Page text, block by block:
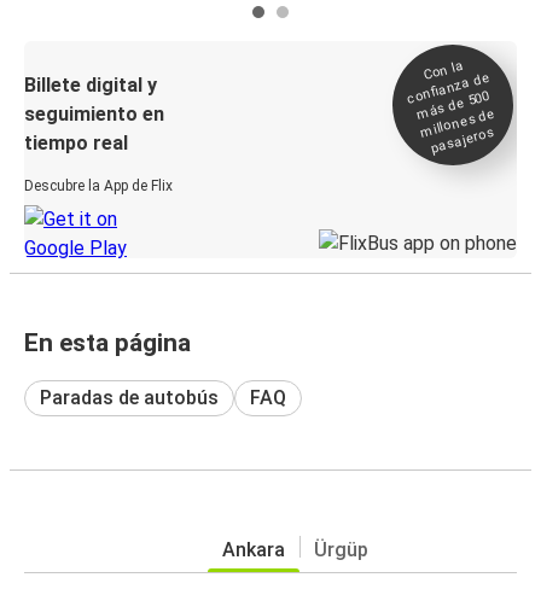
Billete digital y
seguimiento en
tiempo real
Descubre la App de Flix
Con la
confianza de
más de 500
millones de
pasajeros
En esta página
Paradas de autobús FAQ
Ankara Ürgüp